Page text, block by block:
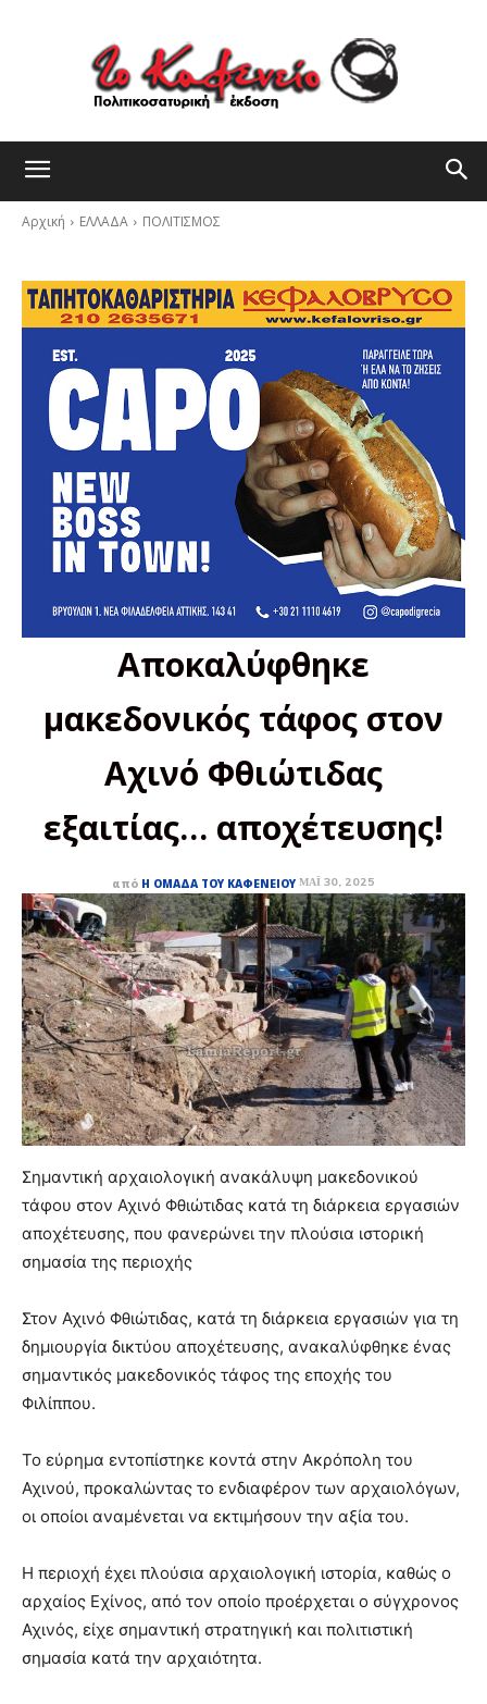
Αρχική ΕΛΛΑΔΑ ΠΟΛΙΤΙΣΜΟΣ
Αποκαλύφθηκε
μακεδονικός τάφος στον
Αχινό Φθιώτιδας
εξαιτίας… αποχέτευσης!
από Η ΟΜΆΔΑ ΤΟΥ ΚΑΦΕΝΕΊΟΥ ΜΆΙ 30, 2025
Σημαντική αρχαιολογική ανακάλυψη μακεδονικού
τάφου στον Αχινό Φθιώτιδας κατά τη διάρκεια εργασιών
αποχέτευσης, που φανερώνει την πλούσια ιστορική
σημασία της περιοχής
Στον Αχινό Φθιώτιδας, κατά τη διάρκεια εργασιών για τη
δημιουργία δικτύου αποχέτευσης, ανακαλύφθηκε ένας
σημαντικός μακεδονικός τάφος της εποχής του
Φιλίππου.
Το εύρημα εντοπίστηκε κοντά στην Ακρόπολη του
Αχινού, προκαλώντας το ενδιαφέρον των αρχαιολόγων,
οι οποίοι αναμένεται να εκτιμήσουν την αξία του.
Η περιοχή έχει πλούσια αρχαιολογική ιστορία, καθώς ο
αρχαίος Εχίνος, από τον οποίο προέρχεται ο σύγχρονος
Αχινός, είχε σημαντική στρατηγική και πολιτιστική
σημασία κατά την αρχαιότητα.